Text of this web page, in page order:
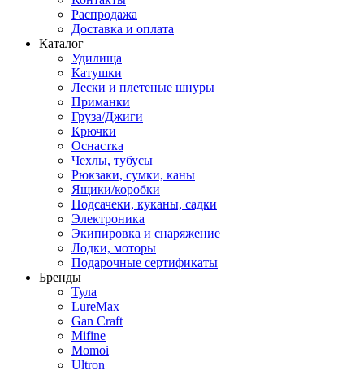
Распродажа
Доставка и оплата
Каталог
Удилища
Катушки
Лески и плетеные шнуры
Приманки
Груза/Джиги
Крючки
Оснастка
Чехлы, тубусы
Рюкзаки, сумки, каны
Ящики/коробки
Подсачеки, куканы, садки
Электроника
Экипировка и снаряжение
Лодки, моторы
Подарочные сертификаты
Бренды
Тула
LureMax
Gan Craft
Mifine
Momoi
Ultron